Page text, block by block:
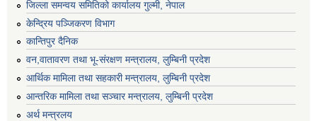
जिल्ला समन्वय समितिको कार्यालय गुल्मी, नेपाल
केन्द्रिय पञ्जिकरण विभाग
कान्तिपुर दैनिक
वन,वातावरण तथा भू-संरक्षण मन्त्रालय, लुम्बिनी प्रदेश
आर्थिक मामिला तथा सहकारी मन्त्रालय, लुम्बिनी प्रदेश
आन्तरिक मामिला तथा सञ्चार मन्त्रालय, लुम्बिनी प्रदेश
अर्थ मन्त्रलय